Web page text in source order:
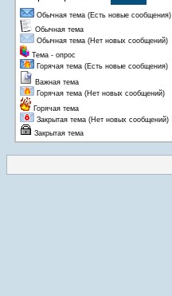
Обычная тема (Есть новые сообщения)
Обычная тема
Обычная тема (Нет новых сообщений)
Тема - опрос
Горячая тема (Есть новые сообщения)
Важная тема
Горячая тема (Нет новых сообщений)
Горячая тема
Закрытая тема (Нет новых сообщений)
Закрытая тема